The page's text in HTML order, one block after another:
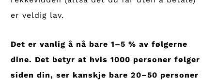
er veldig lav.
Det er vanlig å nå bare 1–5 % av følgerne
dine. Det betyr at hvis 1000 personer følger
siden din, ser kanskje bare 20–50 personer